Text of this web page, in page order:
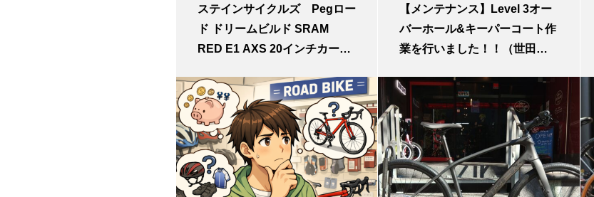
ステインサイクルズ Pegロー
ド ドリームビルド SRAM
RED E1 AXS 20インチカーボ
ホイール ペグロードカスタ
ム 小径車カスタマイズ
【メンテナンス】Level 3オー
バーホール&キーパーコート作
業を行いました！！（世田谷
玉川）